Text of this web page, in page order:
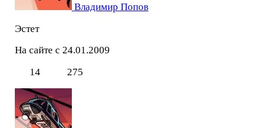
Владимир Попов
Эстет
На сайте с 24.01.2009
14
275